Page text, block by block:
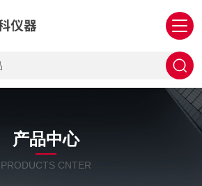
产品中心
PRODUCTS CNTER